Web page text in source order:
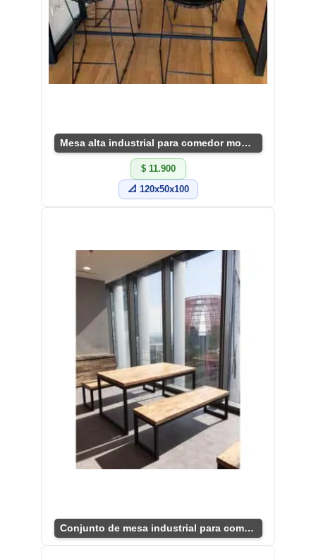
Mesa alta industrial para comedor moderno
$ 11.900
📐 120x50x100
Conjunto de mesa industrial para comedor elegante